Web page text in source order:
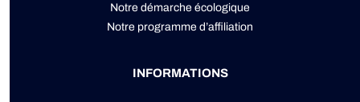
Notre démarche écologique
Notre programme d’affiliation
INFORMATIONS